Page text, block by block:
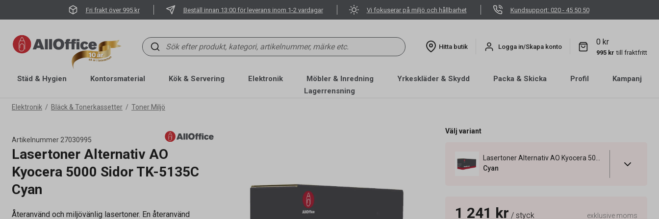
Fri frakt över 995 kr Beställ innan 13:00 för leverans inom 1-2 vardagar Vi fokuserar på miljö och hållbarhet Kundsupport: 020 - 45 50 50
Hitta butik Logga in/Skapa konto
0 kr
995 kr till fraktfritt
Städ & Hygien Kontorsmaterial Kök & Servering Elektronik Möbler & Inredning Yrkeskläder & Skydd Packa & Skicka Profil
Kampanj
Lagerrensning
Elektronik Bläck & Tonerkassetter Toner Miljö
Artikelnummer 27030995
Lasertoner Alternativ AO
Kyocera 5000 Sidor TK-5135C
Cyan
Återanvänd och miljövänlig lasertoner. En återanvänd
Välj variant
Cyan
1 241 kr / styck exklusive moms